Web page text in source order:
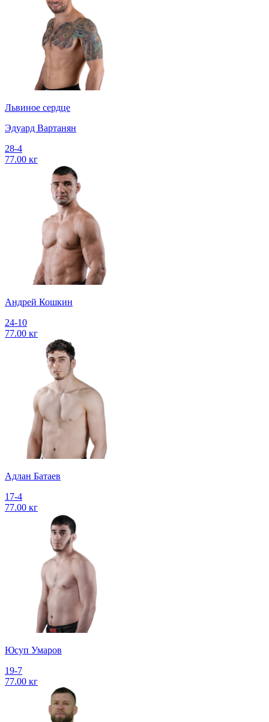
Львиное сердце
Эдуард Вартанян
28-4
77.00 кг
Андрей Кошкин
24-10
77.00 кг
Адлан Батаев
17-4
77.00 кг
Юсуп Умаров
19-7
77.00 кг